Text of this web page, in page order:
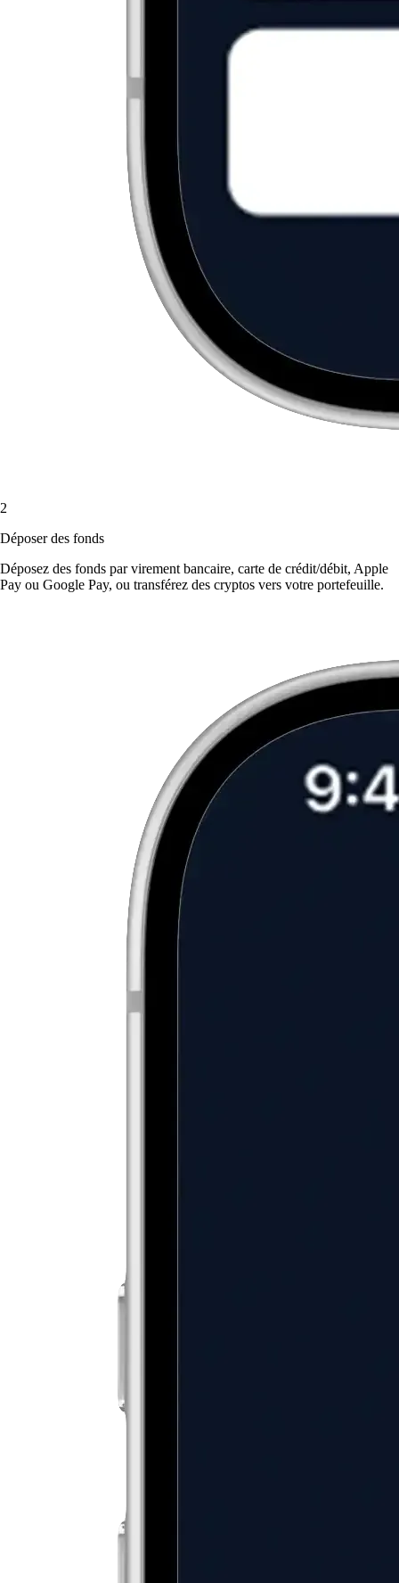
2
Déposer des fonds
Déposez des fonds par virement bancaire, carte de crédit/débit, Apple
Pay ou Google Pay, ou transférez des cryptos vers votre portefeuille.